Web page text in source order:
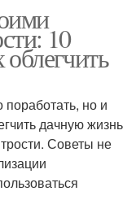
10
поработать, но и
дачную жизнь
Советы не